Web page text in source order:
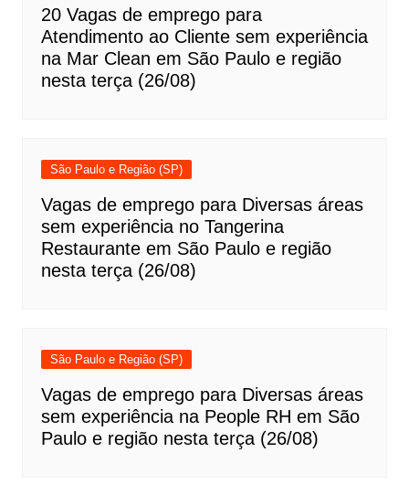
20 Vagas de emprego para
Atendimento ao Cliente sem experiência
na Mar Clean em São Paulo e região
nesta terça (26/08)
São Paulo e Região (SP)
Vagas de emprego para Diversas áreas
sem experiência no Tangerina
Restaurante em São Paulo e região
nesta terça (26/08)
São Paulo e Região (SP)
Vagas de emprego para Diversas áreas
sem experiência na People RH em São
Paulo e região nesta terça (26/08)